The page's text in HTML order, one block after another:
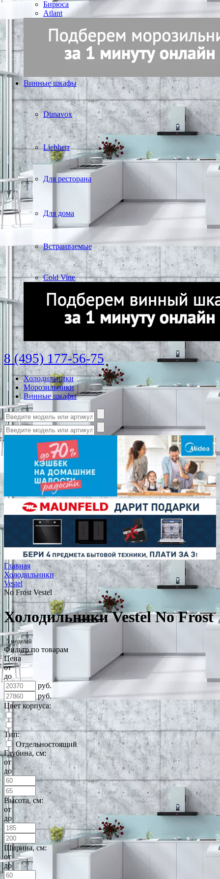
Бирюса
Atlant
Винные шкафы
Dunavox
Liebherr
Для ресторана
Для дома
Встраиваемые
Cold Vine
8 (495) 177-56-75
Холодильники
Морозильники
Винные шкафы
Главная
Холодильники
Vestel
No Frost Vestel
Холодильники Vestel No Frost
5 моделей
Фильтр по товарам
Цена
от
до
руб.
руб.
Цвет корпуса:
Тип:
Отдельностоящий
Глубина, см:
от
до
Высота, см:
от
до
Ширина, см:
от
до